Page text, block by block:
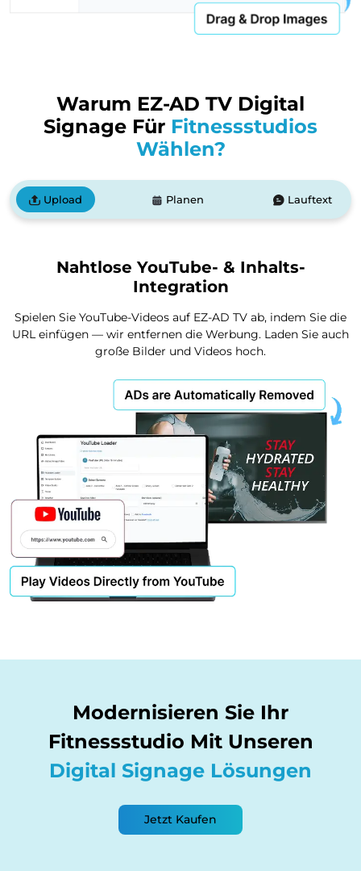
Warum EZ-AD TV Digital
Signage Für Fitnessstudios
Wählen?
Upload Planen Lauftext
Nahtlose YouTube- & Inhalts-
Integration
Spielen Sie YouTube-Videos auf EZ-AD TV ab, indem Sie die
URL einfügen — wir entfernen die Werbung. Laden Sie auch
große Bilder und Videos hoch.
Modernisieren Sie Ihr
Fitnessstudio Mit Unseren
Digital Signage Lösungen
Jetzt Kaufen